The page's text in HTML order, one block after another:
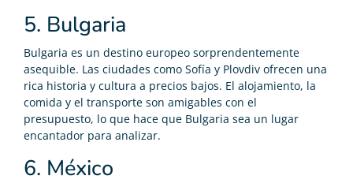
5. Bulgaria
Bulgaria es un destino europeo sorprendentemente
asequible. Las ciudades como Sofía y Plovdiv ofrecen una
rica historia y cultura a precios bajos. El alojamiento, la
comida y el transporte son amigables con el
presupuesto, lo que hace que Bulgaria sea un lugar
encantador para analizar.
6. México